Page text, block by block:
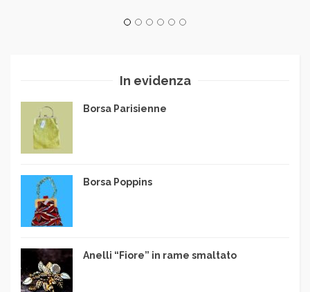
In evidenza
Borsa Parisienne
Borsa Poppins
Anelli “Fiore” in rame smaltato